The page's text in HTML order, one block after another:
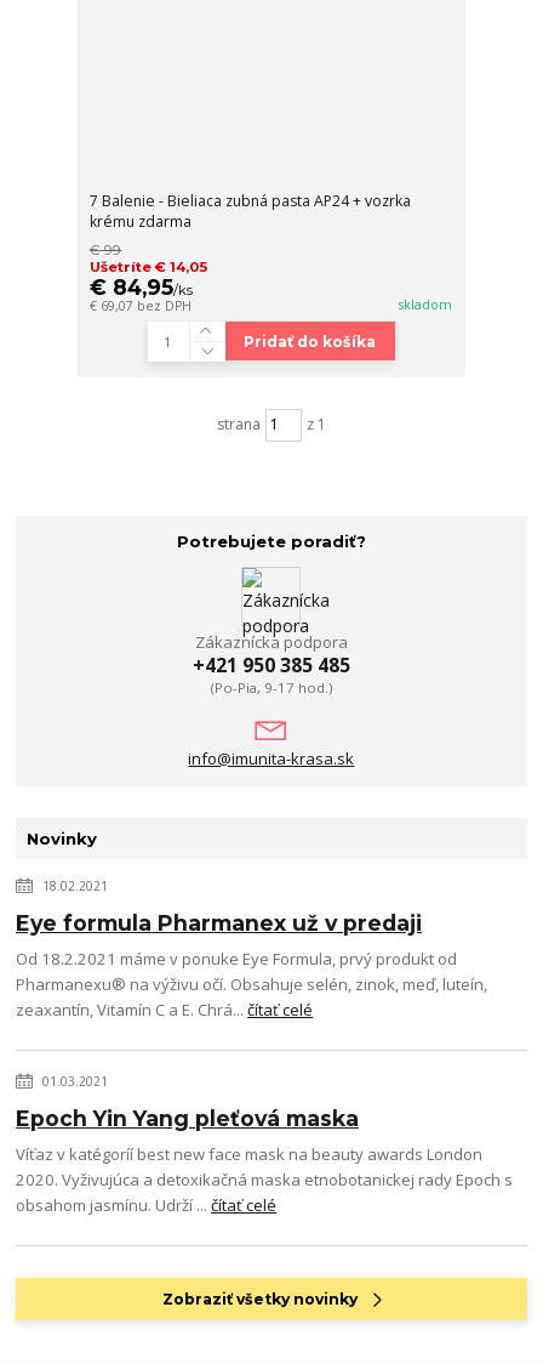
7 Balenie - Bieliaca zubná pasta AP24 + vozrka
krému zdarma
€ 99
Ušetríte € 14,05
€ 84,95/ks
€ 69,07 bez DPH skladom
Pridať do košíka
strana z 1
Potrebujete poradiť?
Zákaznícka podpora
+421 950 385 485
(Po-Pia, 9-17 hod.)
info@imunita-krasa.sk
Novinky
18.02.2021
Eye formula Pharmanex už v predaji
Od 18.2.2021 máme v ponuke Eye Formula, prvý produkt od
Pharmanexu® na výživu očí. Obsahuje selén, zinok, meď, luteín,
zeaxantín, Vitamín C a E. Chrá...čítať celé
01.03.2021
Epoch Yin Yang pleťová maska
Víťaz v katégoríí best new face mask na beauty awards London
2020. Vyživujúca a detoxikačná maska etnobotanickej rady Epoch s
obsahom jasmínu. Udrží ...čítať celé
Zobraziť všetky novinky